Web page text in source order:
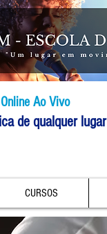
Ao Vivo
de qualquer
CURSOS